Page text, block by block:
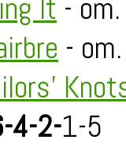
It -
-
4-2-1-5